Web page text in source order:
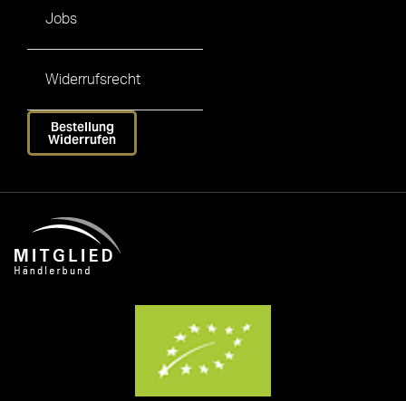
Jobs
Widerrufsrecht
Bestellung
Widerrufen